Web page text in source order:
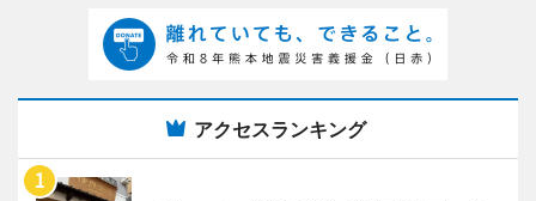
アクセスランキング